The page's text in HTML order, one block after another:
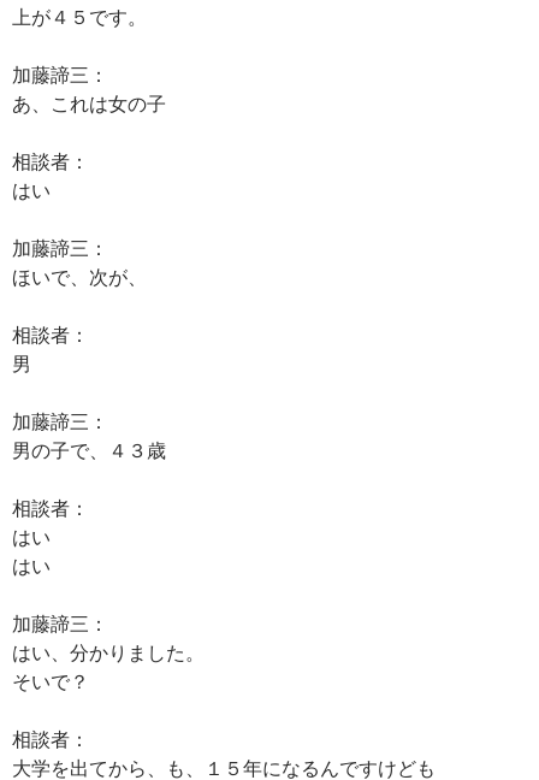
上が４５です。
加藤諦三：
あ、これは女の子
相談者：
はい
加藤諦三：
ほいで、次が、
相談者：
男
加藤諦三：
男の子で、４３歳
相談者：
はい
はい
加藤諦三：
はい、分かりました。
そいで？
相談者：
大学を出てから、も、１５年になるんですけども